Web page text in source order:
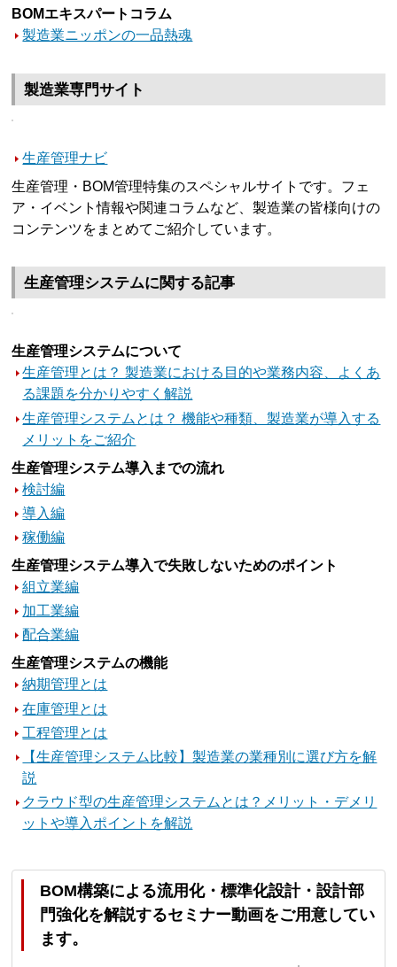
BOMエキスパートコラム
製造業ニッポンの一品熱魂
製造業専門サイト
生産管理ナビ
生産管理・BOM管理特集のスペシャルサイトです。フェ
ア・イベント情報や関連コラムなど、製造業の皆様向けの
コンテンツをまとめてご紹介しています。
生産管理システムに関する記事
生産管理システムについて
生産管理とは？ 製造業における目的や業務内容、よくあ
る課題を分かりやすく解説
生産管理システムとは？ 機能や種類、製造業が導入する
メリットをご紹介
生産管理システム導入までの流れ
検討編
導入編
稼働編
生産管理システム導入で失敗しないためのポイント
組立業編
加工業編
配合業編
生産管理システムの機能
納期管理とは
在庫管理とは
工程管理とは
【生産管理システム比較】製造業の業種別に選び方を解
説
クラウド型の生産管理システムとは？メリット・デメリ
ットや導入ポイントを解説
BOM構築による流用化・標準化設計・設計部
門強化を解説するセミナー動画をご用意してい
ます。